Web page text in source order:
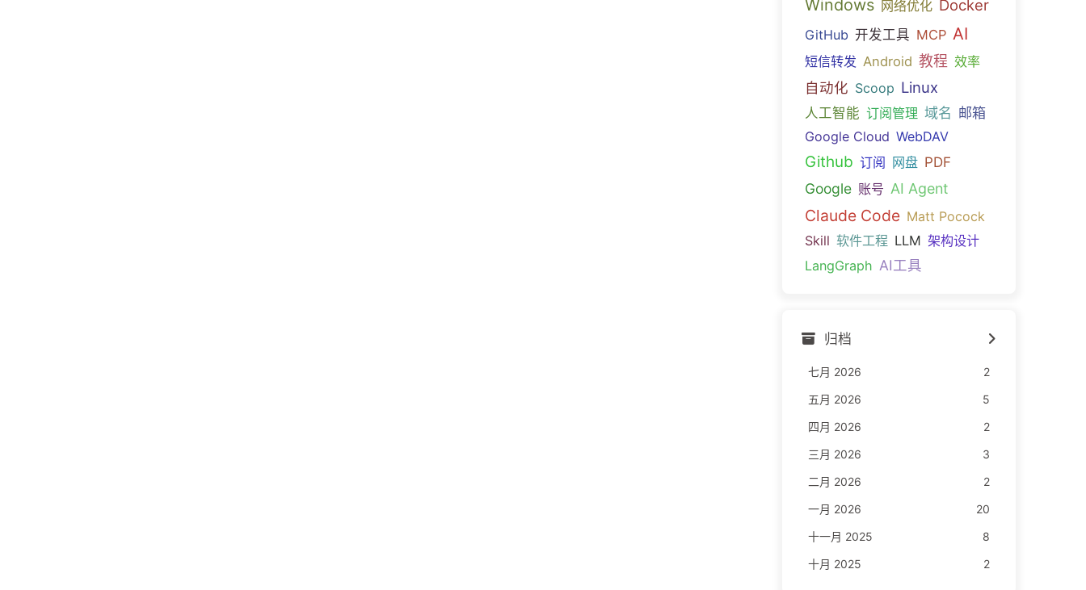
Windows 网络优化 Docker
GitHub 开发工具 MCP AI
短信转发 Android 教程 效率
自动化 Scoop Linux
人工智能 订阅管理 域名 邮箱
Google Cloud WebDAV
Github 订阅 网盘 PDF
Google 账号 AI Agent
Claude Code Matt Pocock
Skill 软件工程 LLM 架构设计
LangGraph AI工具
归档
七月 2026
2
五月 2026
5
四月 2026
2
三月 2026
3
二月 2026
2
一月 2026
20
十一月 2025
8
十月 2025
2